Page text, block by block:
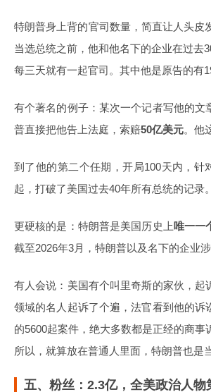
特朗普身上背的官司数量，简直让人头皮
当选总统之前，他和他名下的企业在过
每三天就有一起官司。其中他是原告的有
有个著名的例子：某次一个记者写他的
普直接把他告上法庭，索赔50亿美元。他
到了他的第二个任期，开局100天内，
起，打破了美国过去40年所有总统的记录
更硬核的是：特朗普是美国历史上唯一一
截至2026年3月，特朗普以及名下的企业
有人会说：美国有个叫里奇斯的家伙，
领域的名人起诉了个遍，法官看到他的
的5600起案件，绝大多数都是正经的商
所以，就算放在普通人里面，特朗普也是
五、粉丝：2.3亿，全美政治人物